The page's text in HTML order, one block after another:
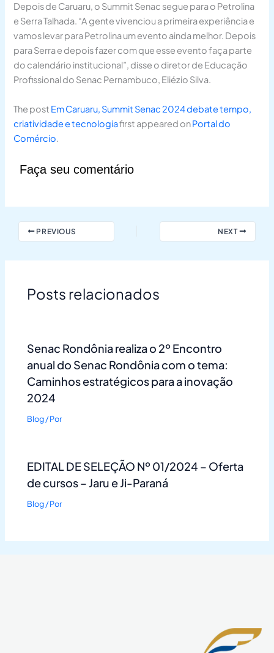
Depois de Caruaru, o Summit Senac segue para o Petrolina
e Serra Talhada. “A gente vivenciou a primeira experiência e
vamos levar para Petrolina um evento ainda melhor. Depois
para Serra e depois fazer com que esse evento faça parte
do calendário institucional”, disse o diretor de Educação
Profissional do Senac Pernambuco, Eliézio Silva.
The post Em Caruaru, Summit Senac 2024 debate tempo,
criatividade e tecnologiafirst appeared onPortal do
Comércio.
Faça seu comentário
PREVIOUS NEXT
Posts relacionados
Senac Rondônia realiza o 2º Encontro
anual do Senac Rondônia com o tema:
Caminhos estratégicos para a inovação
2024
Blog/ Por
EDITAL DE SELEÇÃO Nº 01/2024 – Oferta
de cursos – Jaru e Ji-Paraná
Blog/ Por